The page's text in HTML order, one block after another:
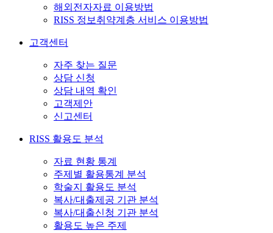
해외전자자료 이용방법
RISS 정보취약계층 서비스 이용방법
고객센터
자주 찾는 질문
상담 신청
상담 내역 확인
고객제안
신고센터
RISS 활용도 분석
자료 현황 통계
주제별 활용통계 분석
학술지 활용도 분석
복사/대출제공 기관 분석
복사/대출신청 기관 분석
활용도 높은 주제